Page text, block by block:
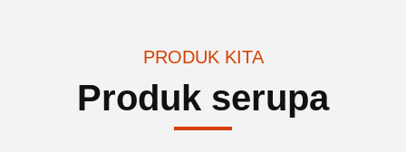
PRODUK KITA
Produk serupa